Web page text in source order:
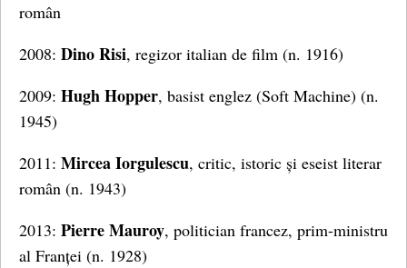
român
2008: Dino Risi, regizor italian de film (n. 1916)
2009: Hugh Hopper, basist englez (Soft Machine) (n.
1945)
2011: Mircea Iorgulescu, critic, istoric și eseist literar
român (n. 1943)
2013: Pierre Mauroy, politician francez, prim-ministru
al Franței (n. 1928)